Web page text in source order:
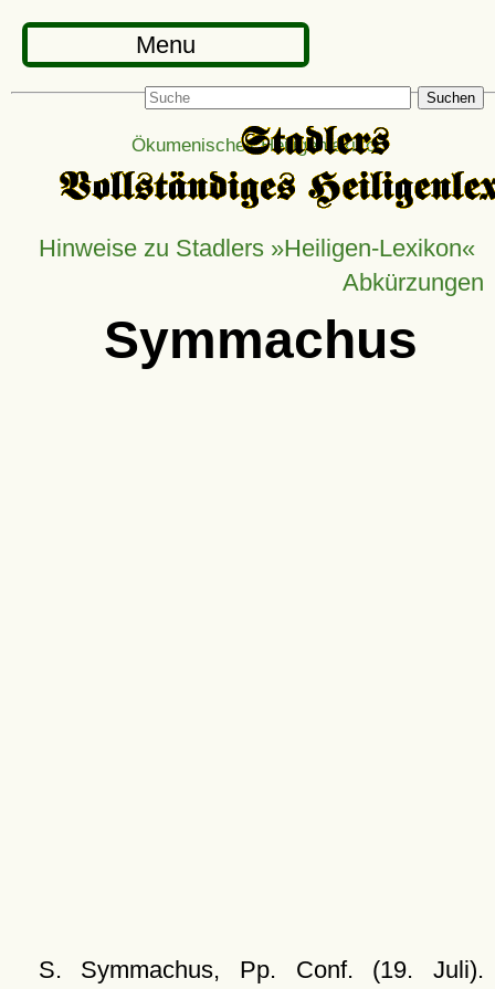
Menu
Suchen
Hinweise zu Stadlers »Heiligen-Lexikon«
Abkürzungen
Symmachus
S. Symmachus, Pp. Conf. (19. Juli).
Ökumenisches Heiligenlexikon